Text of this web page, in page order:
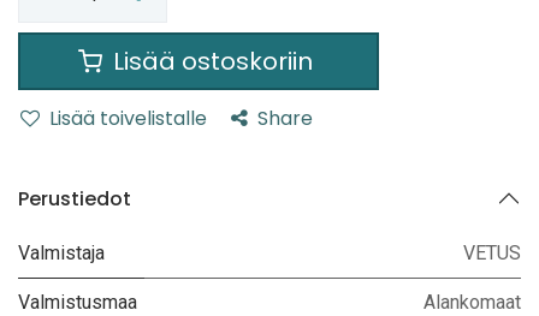
Lisää ostoskoriin
Lisää toivelistalle Share
Perustiedot
Valmistaja VETUS
Valmistusmaa Alankomaat